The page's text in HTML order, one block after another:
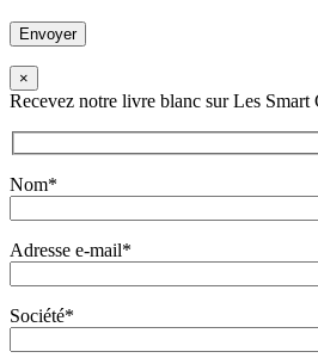
×
Recevez notre livre blanc sur Les Smart
Nom*
Adresse e-mail*
Société*